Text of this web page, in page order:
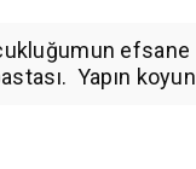
efsane
Yapın